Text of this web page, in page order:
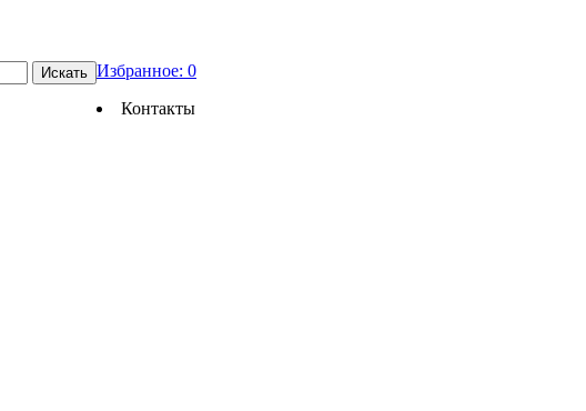
Избранное: 0
Контакты